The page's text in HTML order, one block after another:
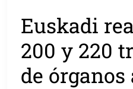
Euskadi
200 y 220
de órganos